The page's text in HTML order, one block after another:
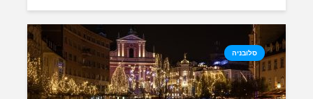
סלובניה